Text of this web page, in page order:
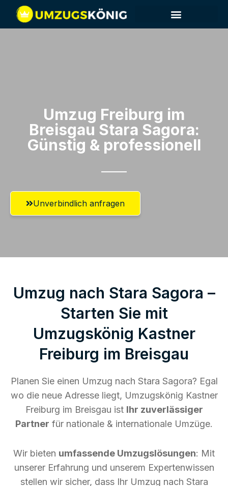
Umzug Freiburg im
Breisgau​ Stara Sagora:
Günstig & professionell​
Unverbindlich anfragen
Umzug nach Stara Sagora –
Starten Sie mit
Umzugskönig Kastner
Freiburg im Breisgau
Planen Sie einen Umzug nach Stara Sagora? Egal
wo die neue Adresse liegt, Umzugskönig Kastner
Freiburg im Breisgau ist Ihr zuverlässiger
Partner für nationale & internationale Umzüge.
Wir bieten umfassende Umzugslösungen: Mit
unserer Erfahrung und unserem Expertenwissen
stellen wir sicher, dass Ihr Umzug nach Stara